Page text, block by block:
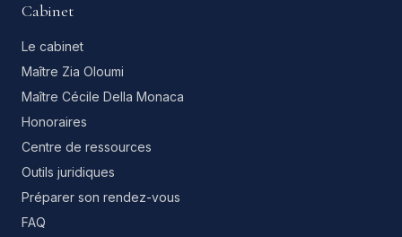
Cabinet
Le cabinet
Maître Zia Oloumi
Maître Cécile Della Monaca
Honoraires
Centre de ressources
Outils juridiques
Préparer son rendez-vous
FAQ